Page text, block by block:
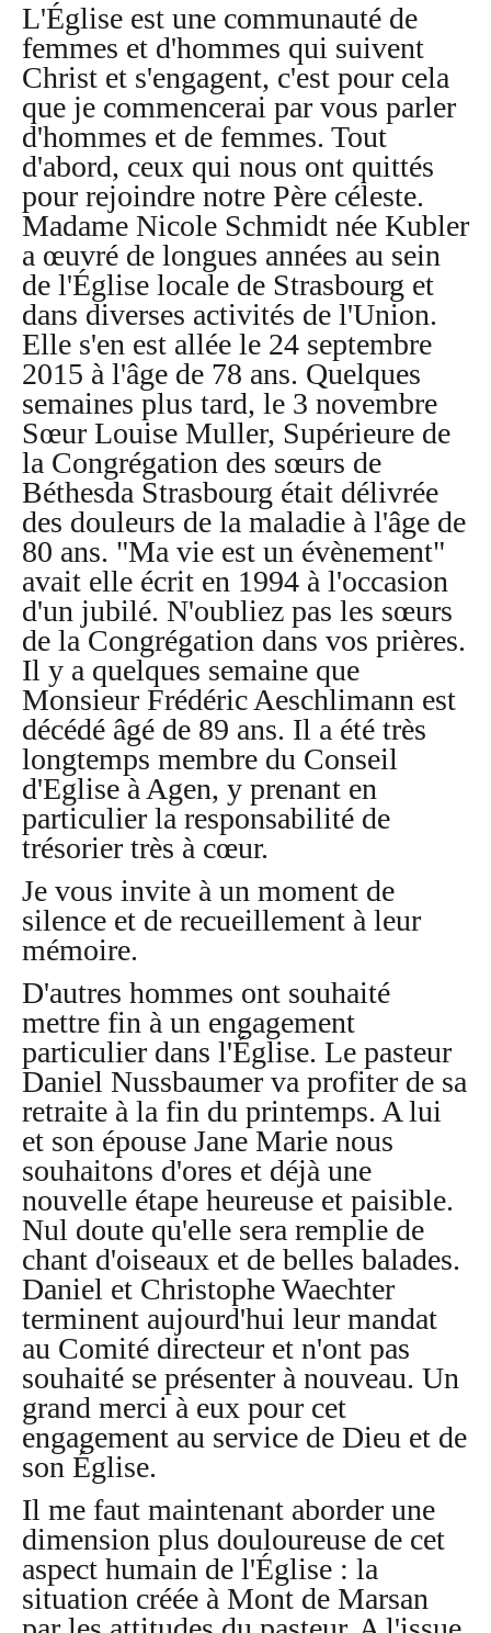
L'Église est une communauté de
femmes et d'hommes qui suivent
Christ et s'engagent, c'est pour cela
que je commencerai par vous parler
d'hommes et de femmes. Tout
d'abord, ceux qui nous ont quittés
pour rejoindre notre Père céleste.
Madame Nicole Schmidt née Kubler
a œuvré de longues années au sein
de l'Église locale de Strasbourg et
dans diverses activités de l'Union.
Elle s'en est allée le 24 septembre
2015 à l'âge de 78 ans. Quelques
semaines plus tard, le 3 novembre
Sœur Louise Muller, Supérieure de
la Congrégation des sœurs de
Béthesda Strasbourg était délivrée
des douleurs de la maladie à l'âge de
80 ans. "Ma vie est un évènement"
avait elle écrit en 1994 à l'occasion
d'un jubilé. N'oubliez pas les sœurs
de la Congrégation dans vos prières.
Il y a quelques semaine que
Monsieur Frédéric Aeschlimann est
décédé âgé de 89 ans. Il a été très
longtemps membre du Conseil
d'Eglise à Agen, y prenant en
particulier la responsabilité de
trésorier très à cœur.
Je vous invite à un moment de
silence et de recueillement à leur
mémoire.
D'autres hommes ont souhaité
mettre fin à un engagement
particulier dans l'Église. Le pasteur
Daniel Nussbaumer va profiter de sa
retraite à la fin du printemps. A lui
et son épouse Jane Marie nous
souhaitons d'ores et déjà une
nouvelle étape heureuse et paisible.
Nul doute qu'elle sera remplie de
chant d'oiseaux et de belles balades.
Daniel et Christophe Waechter
terminent aujourd'hui leur mandat
au Comité directeur et n'ont pas
souhaité se présenter à nouveau. Un
grand merci à eux pour cet
engagement au service de Dieu et de
son Église.
Il me faut maintenant aborder une
dimension plus douloureuse de cet
aspect humain de l'Église : la
situation créée à Mont de Marsan